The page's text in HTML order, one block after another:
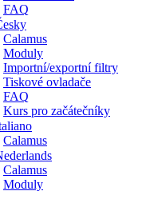
FAQ
Calamus
Moduly
Importní/exportní filtry
Tiskové ovladače
FAQ
Kurs pro začátečníky
Calamus
Calamus
Moduly